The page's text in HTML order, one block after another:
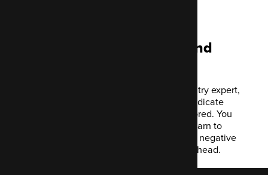
Enhance internal skills and
When your code is reviewed by an industry expert,
your developers learn. Your team can dedicate
time to new methods previously unexplored. You
can complete more rigorous tests and learn to
write readable code. Spend less time on negative
consequences and more time thinking ahead.